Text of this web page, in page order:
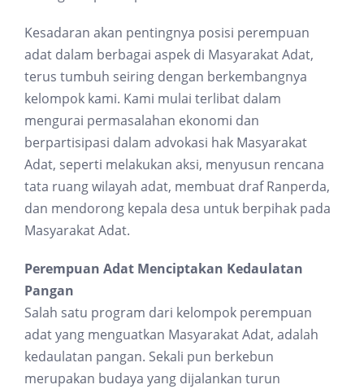
Kesadaran akan pentingnya posisi perempuan
adat dalam berbagai aspek di Masyarakat Adat,
terus tumbuh seiring dengan berkembangnya
kelompok kami. Kami mulai terlibat dalam
mengurai permasalahan ekonomi dan
berpartisipasi dalam advokasi hak Masyarakat
Adat, seperti melakukan aksi, menyusun rencana
tata ruang wilayah adat, membuat draf Ranperda,
dan mendorong kepala desa untuk berpihak pada
Masyarakat Adat.
Perempuan Adat Menciptakan Kedaulatan
Pangan
Salah satu program dari kelompok perempuan
adat yang menguatkan Masyarakat Adat, adalah
kedaulatan pangan. Sekali pun berkebun
merupakan budaya yang dijalankan turun